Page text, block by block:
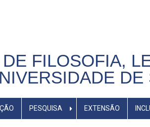
FILOSOFIA,
DE
PESQUISA EXTENSÃO